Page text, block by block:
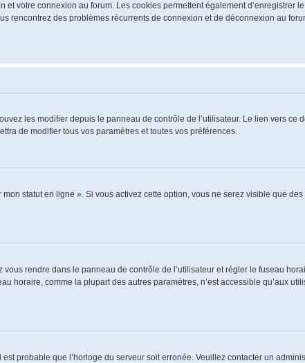
votre connexion au forum. Les cookies permettent également d’enregistrer
rencontrez des problèmes récurrents de connexion et de déconnexion au
les modifier depuis le panneau de contrôle de l’utilisateur. Le lien vers ce
de modifier tous vos paramètres et toutes vos préférences.
statut en ligne ». Si vous activez cette option, vous ne serez visible que
rendre dans le panneau de contrôle de l’utilisateur et régler le fuseau
horaire, comme la plupart des autres paramètres, n’est accessible qu’aux
probable que l’horloge du serveur soit erronée. Veuillez contacter un